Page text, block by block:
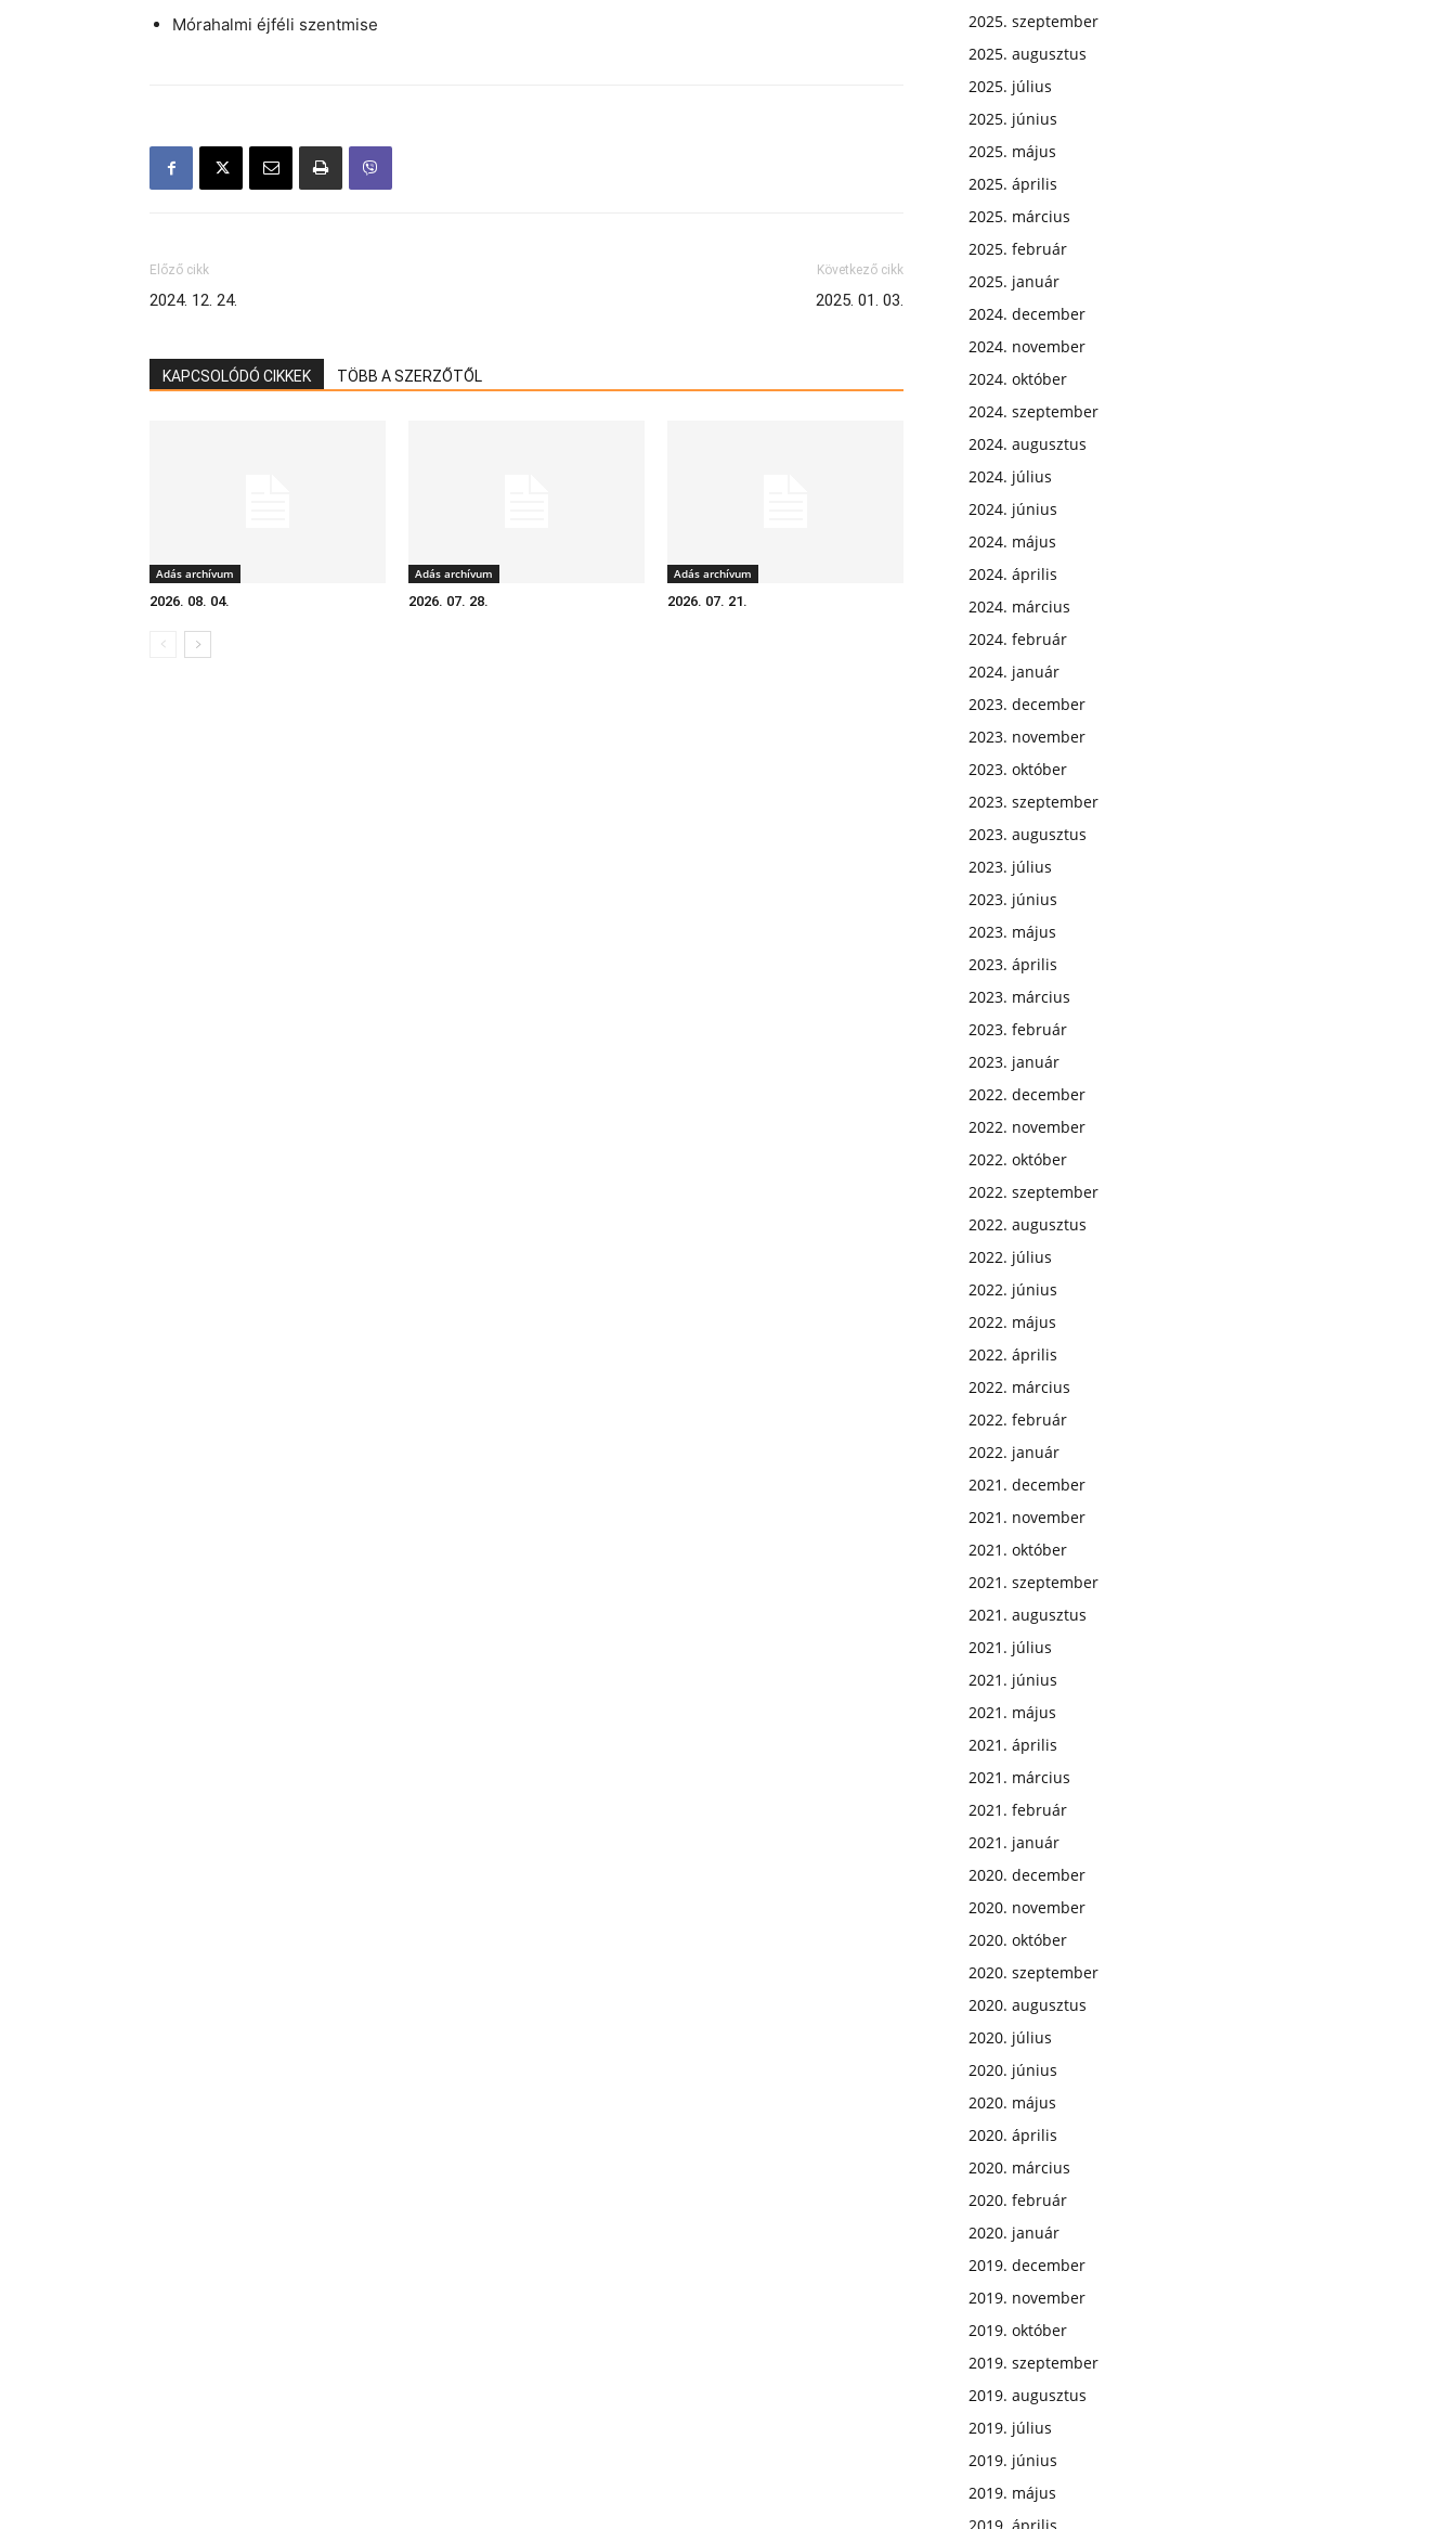
Mórahalmi éjféli szentmise
Előző cikk
2024. 12. 24.
Következő cikk
2025. 01. 03.
KAPCSOLÓDÓ CIKKEK TÖBB A SZERZŐTŐL
Adás archívum
2026. 08. 04.
Adás archívum
2026. 07. 28.
Adás archívum
2026. 07. 21.
2025. szeptember
2025. augusztus
2025. július
2025. június
2025. május
2025. április
2025. március
2025. február
2025. január
2024. december
2024. november
2024. október
2024. szeptember
2024. augusztus
2024. július
2024. június
2024. május
2024. április
2024. március
2024. február
2024. január
2023. december
2023. november
2023. október
2023. szeptember
2023. augusztus
2023. július
2023. június
2023. május
2023. április
2023. március
2023. február
2023. január
2022. december
2022. november
2022. október
2022. szeptember
2022. augusztus
2022. július
2022. június
2022. május
2022. április
2022. március
2022. február
2022. január
2021. december
2021. november
2021. október
2021. szeptember
2021. augusztus
2021. július
2021. június
2021. május
2021. április
2021. március
2021. február
2021. január
2020. december
2020. november
2020. október
2020. szeptember
2020. augusztus
2020. július
2020. június
2020. május
2020. április
2020. március
2020. február
2020. január
2019. december
2019. november
2019. október
2019. szeptember
2019. augusztus
2019. július
2019. június
2019. május